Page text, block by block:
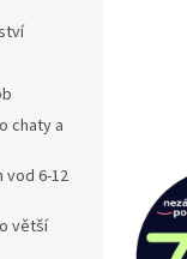
chaty a
vod 6-12
větší